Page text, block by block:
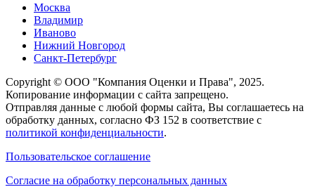
Москва
Владимир
Иваново
Нижний Новгород
Санкт-Петербург
Copyright © ООО "Компания Оценки и Права", 2025.
Копирование информации с сайта запрещено.
Отправляя данные с любой формы сайта, Вы соглашаетесь на
обработку данных, согласно ФЗ 152 в соответствие с
политикой конфиденциальности.
Пользовательское соглашение
Согласие на обработку персональных данных